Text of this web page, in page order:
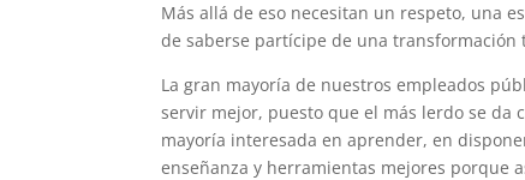
Más allá de eso necesitan un respeto, una
de saberse partícipe de una transformación
La gran mayoría de nuestros empleados
servir mejor, puesto que el más lerdo se da
mayoría interesada en aprender, en
enseñanza y herramientas mejores porque